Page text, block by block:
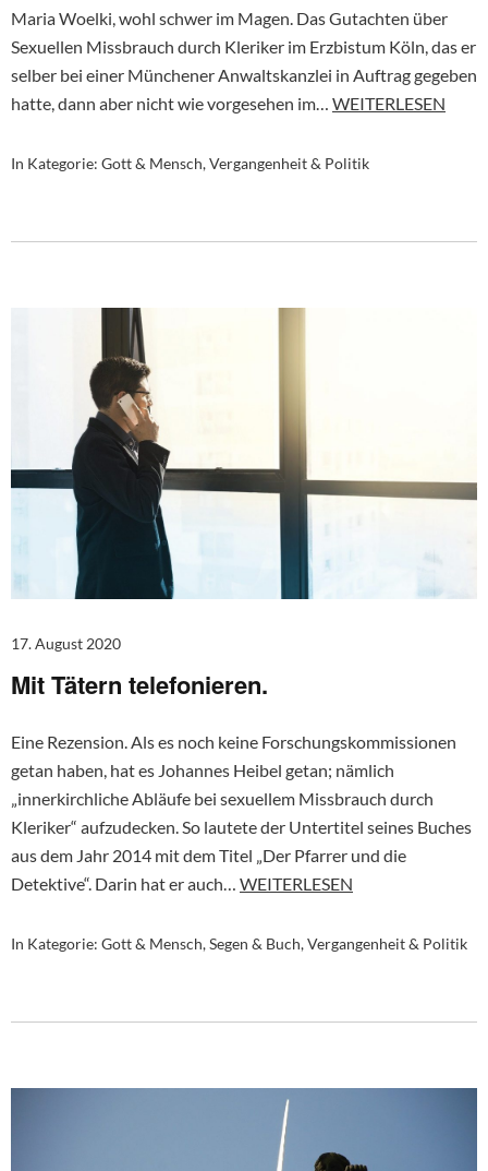
Maria Woelki, wohl schwer im Magen. Das Gutachten über
Sexuellen Missbrauch durch Kleriker im Erzbistum Köln, das er
selber bei einer Münchener Anwaltskanzlei in Auftrag gegeben
hatte, dann aber nicht wie vorgesehen im… WEITERLESEN
In Kategorie: Gott & Mensch,Vergangenheit & Politik
17. August 2020
Mit Tätern telefonieren.
Eine Rezension. Als es noch keine Forschungskommissionen
getan haben, hat es Johannes Heibel getan; nämlich
„innerkirchliche Abläufe bei sexuellem Missbrauch durch
Kleriker“ aufzudecken. So lautete der Untertitel seines Buches
aus dem Jahr 2014 mit dem Titel „Der Pfarrer und die
Detektive“. Darin hat er auch… WEITERLESEN
In Kategorie: Gott & Mensch,Segen & Buch,Vergangenheit & Politik